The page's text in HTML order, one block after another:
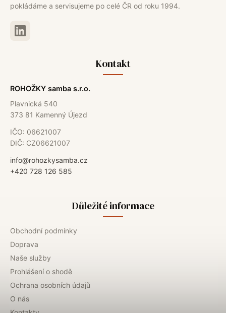
pokládáme a servisujeme po celé ČR od roku 1994.
Kontakt
ROHOŽKY samba s.r.o.
Plavnická 540
373 81 Kamenný Újezd
IČO: 06621007
DIČ: CZ06621007
info@rohozkysamba.cz
+420 728 126 585
Důležité informace
Obchodní podmínky
Doprava
Naše služby
Prohlášení o shodě
Ochrana osobních údajů
O nás